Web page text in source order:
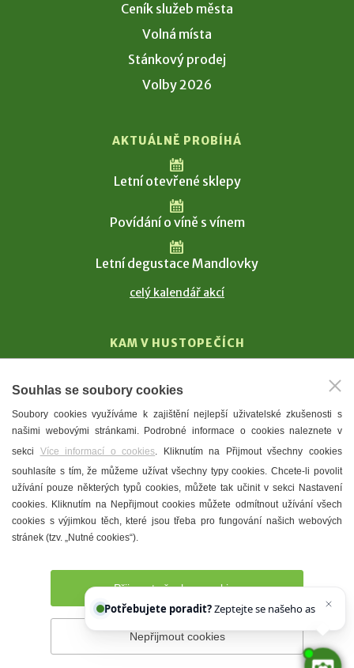
Ceník služeb města
Volná místa
Stánkový prodej
Volby 2026
AKTUÁLNĚ PROBÍHÁ
Letní otevřené sklepy
Povídání o víně s vínem
Letní degustace Mandlovky
celý kalendář akcí
KAM V HUSTOPEČÍCH
T. G. Masaryk
Mandloně
Ubytování
Restaurace
Městské muzeum a galerie
Denní meníčka
Prohlášení o přístupnosti Správce webu
Souhlas se soubory cookies
Soubory cookies využíváme k zajištění nejlepší uživatelské zkušenosti s
našimi webovými stránkami. Podrobné informace o cookies naleznete v
sekci Více informací o cookies. Kliknutím na Přijmout všechny cookies
souhlasíte s tím, že můžeme užívat všechny typy cookies. Chcete-li povolit
užívání pouze některých typů cookies, můžete tak učinit v sekci Nastavení
cookies. Kliknutím na Nepřijmout cookies můžete odmítnout užívání všech
cookies s výjimkou těch, které jsou třeba pro fungování našich webových
stránek (tzv. „Nutné cookies“).
Přijmout všechny cookies
Nepřijmout cookies
Potřebujete poradit?Zeptejte se našeho asistentaC